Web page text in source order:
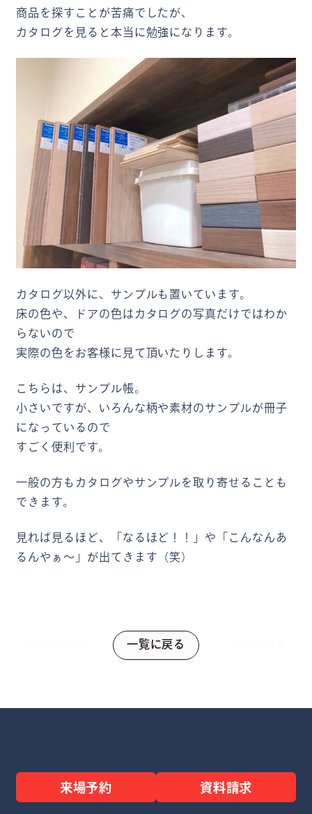
商品を探すことが苦痛でしたが、
カタログを見ると本当に勉強になります。
カタログ以外に、サンプルも置いています。
床の色や、ドアの色はカタログの写真だけではわか
らないので
実際の色をお客様に見て頂いたりします。
こちらは、サンプル帳。
小さいですが、いろんな柄や素材のサンプルが冊子
になっているので
すごく便利です。
一般の方もカタログやサンプルを取り寄せることも
できます。
見れば見るほど、「なるほど！！」や「こんなんあ
るんやぁ～」が出てきます（笑）
一覧に戻る
来場予約 資料請求